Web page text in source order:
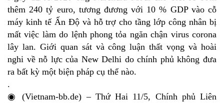
thêm 240 tỷ euro, tương đương với 10 % GDP vào cỗ
máy kinh tế Ấn Độ và hỗ trợ cho tầng lớp công nhân bị
mất việc làm do lệnh phong tỏa ngăn chận virus corona
lây lan. Giới quan sát và công luận thất vọng và hoài
nghi về nỗ lực của New Delhi do chính phủ không đưa
ra bất kỳ một biện pháp cụ thể nào.
.
◉ (Vietnam-bb.de) – Thứ Hai 11/5, Chính phủ Liên